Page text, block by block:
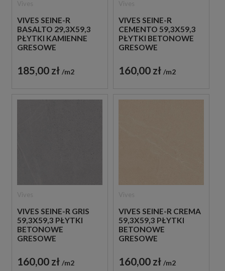
VIVES SEINE-R
BASALTO 29,3X59,3
PŁYTKI KAMIENNE
GRESOWE
185,00 zł m2
VIVES SEINE-R
CEMENTO 59,3X59,3
PŁYTKI BETONOWE
GRESOWE
160,00 zł m2
VIVES SEINE-R GRIS
59,3X59,3 PŁYTKI
BETONOWE
GRESOWE
160,00 zł m2
VIVES SEINE-R CREMA
59,3X59,3 PŁYTKI
BETONOWE
GRESOWE
160,00 zł m2